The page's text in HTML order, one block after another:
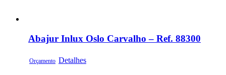
Abajur Inlux Oslo Carvalho – Ref. 88300
Orçamento Detalhes